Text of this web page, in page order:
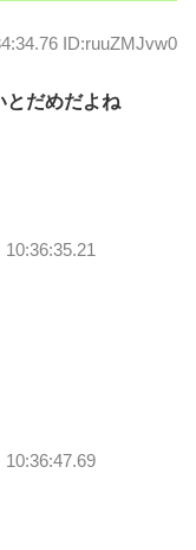
ID:ruuZMJvw0
とだめだよね
10:36:47.69